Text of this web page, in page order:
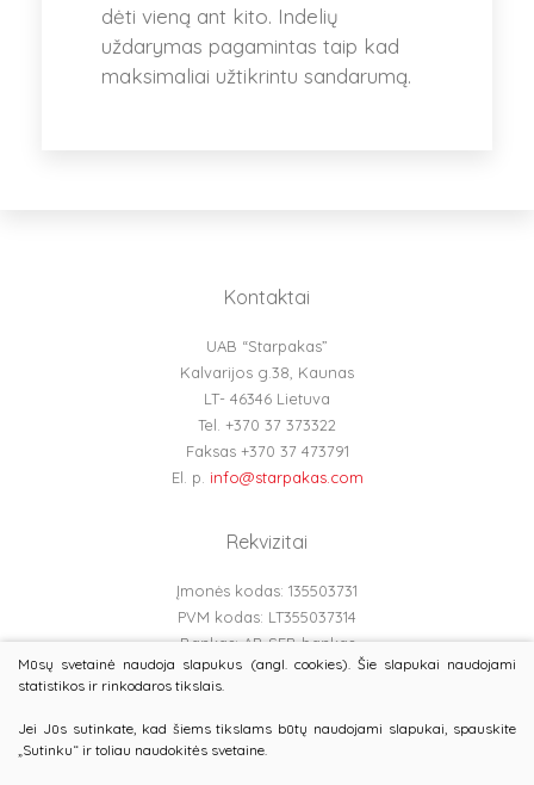
dėti vieną ant kito. Indelių
uždarymas pagamintas taip kad
maksimaliai užtikrintu sandarumą.
Kontaktai
UAB “Starpakas”
Kalvarijos g.38, Kaunas
LT- 46346 Lietuva
Tel. +370 37 373322
Faksas +370 37 473791
El. p. info@starpakas.com
Rekvizitai
Įmonės kodas: 135503731
PVM kodas: LT355037314
Bankas: AB SEB bankas
Banko kodas: 70440
Atsiskaitomoji sąskaita: LT737044060002848353
Įregistruota LR Ūkio ministerijoje Nr.BĮ 2000-81
Mūsų svetainė naudoja slapukus (angl. cookies). Šie slapukai naudojami
statistikos ir rinkodaros tikslais.
Jei Jūs sutinkate, kad šiems tikslams būtų naudojami slapukai, spauskite
„Sutinku“ ir toliau naudokitės svetaine.